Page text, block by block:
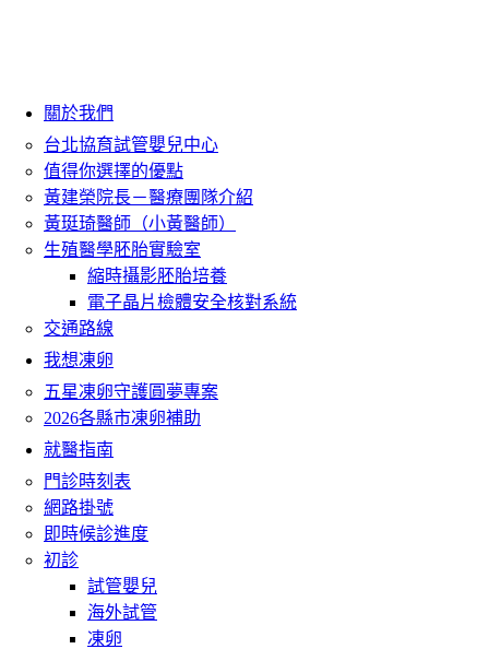
關於我們
台北協育試管嬰兒中心
值得你選擇的優點
黃建榮院長－醫療團隊介紹
黃珽琦醫師（小黃醫師）
生殖醫學胚胎實驗室
縮時攝影胚胎培養
電子晶片檢體安全核對系統
交通路線
我想凍卵
五星凍卵守護圓夢專案
2026各縣市凍卵補助
就醫指南
門診時刻表
網路掛號
即時候診進度
初診
試管嬰兒
海外試管
凍卵